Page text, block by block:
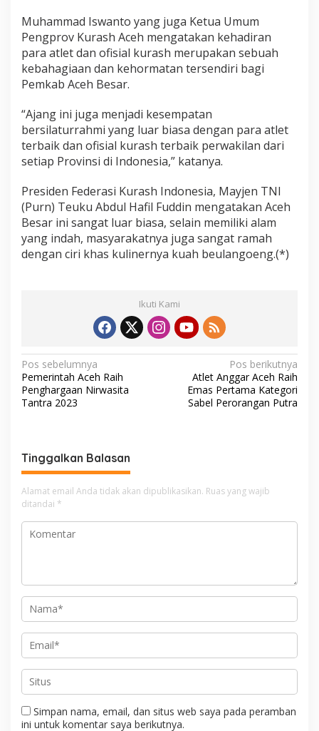
Muhammad Iswanto yang juga Ketua Umum
Pengprov Kurash Aceh mengatakan kehadiran
para atlet dan ofisial kurash merupakan sebuah
kebahagiaan dan kehormatan tersendiri bagi
Pemkab Aceh Besar.
“Ajang ini juga menjadi kesempatan
bersilaturrahmi yang luar biasa dengan para atlet
terbaik dan ofisial kurash terbaik perwakilan dari
setiap Provinsi di Indonesia,” katanya.
Presiden Federasi Kurash Indonesia, Mayjen TNI
(Purn) Teuku Abdul Hafil Fuddin mengatakan Aceh
Besar ini sangat luar biasa, selain memiliki alam
yang indah, masyarakatnya juga sangat ramah
dengan ciri khas kulinernya kuah beulangoeng.(*)
Ikuti Kami
N
a
v
a
s
i
p
Pos sebelumnya
Pemerintah Aceh Raih
Penghargaan Nirwasita
Tantra 2023
Pos berikutnya
Atlet Anggar Aceh Raih
Emas Pertama Kategori
Sabel Perorangan Putra
Tinggalkan Balasan
Alamat email Anda tidak akan dipublikasikan. Ruas yang wajib
ditandai *
Simpan nama, email, dan situs web saya pada peramban
ini untuk komentar saya berikutnya.